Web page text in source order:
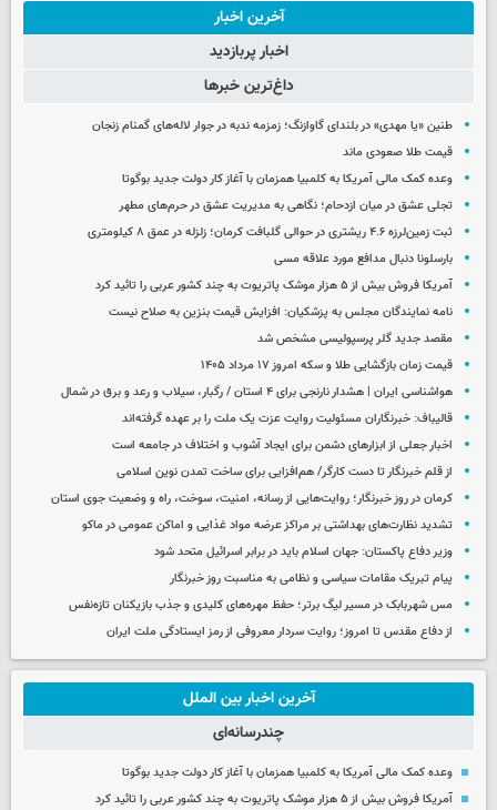
آخرین اخبار
اخبار پربازدید
داغ‌ترین خبرها
طنین «یا مهدی» در بلندای گاوازنگ؛ زمزمه ندبه در جوار لاله‌های گمنام زنجان
قیمت طلا صعودی ماند
وعده کمک مالی آمریکا به کلمبیا همزمان با آغاز کار دولت جدید بوگوتا
تجلی عشق در میان ازدحام؛ نگاهی به مدیریت عشق در حرم‌های مطهر
ثبت زمین‌لرزه ۴.۶ ریشتری در حوالی گلبافت کرمان؛ زلزله در عمق ۸ کیلومتری
بارسلونا دنبال مدافع مورد علاقه مسی
آمریکا فروش بیش از ۵ هزار موشک پاتریوت به چند کشور عربی را تائید کرد
نامه نمایندگان مجلس به پزشکیان: افزایش قیمت بنزین به صلاح نیست
مقصد جدید گلر پرسپولیسی مشخص شد
قیمت زمان بازگشایی طلا و سکه امروز ۱۷ مرداد ۱۴۰۵
هواشناسی ایران | هشدار نارنجی برای ۴ استان / رگبار، سیلاب و رعد و برق در شمال
قالیباف: خبرنگاران مسئولیت روایت عزت یک ملت را بر عهده گرفته‌اند
اخبار جعلی از ابزارهای دشمن برای ایجاد آشوب و اختلاف در جامعه است
از قلم خبرنگار تا دست کارگر/ هم‌افزایی برای ساخت تمدن نوین اسلامی
کرمان در روز خبرنگار؛ روایت‌هایی از رسانه، امنیت، سوخت، راه و وضعیت جوی استان
تشدید نظارت‌های بهداشتی بر مراکز عرضه مواد غذایی و اماکن عمومی در ماکو
وزیر دفاع پاکستان: جهان اسلام باید در برابر اسرائیل متحد شود
پیام تبریک مقامات سیاسی و نظامی به مناسبت روز خبرنگار
مس شهربابک در مسیر لیگ برتر؛ حفظ مهره‌های کلیدی و جذب بازیکنان تازه‌نفس
از دفاع مقدس تا امروز؛ روایت سردار معروفی از رمز ایستادگی ملت ایران
آخرین اخبار بین الملل
چندرسانه‌ای
وعده کمک مالی آمریکا به کلمبیا همزمان با آغاز کار دولت جدید بوگوتا
آمریکا فروش بیش از ۵ هزار موشک پاتریوت به چند کشور عربی را تائید کرد